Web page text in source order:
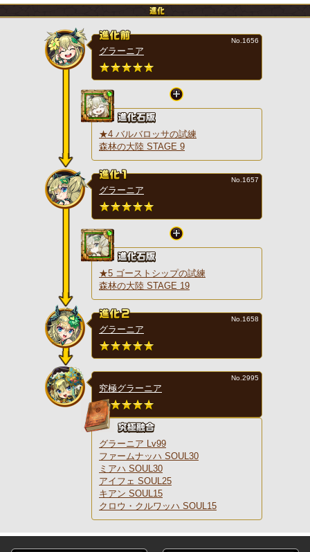
グラーニア
No.1656
★4 バルバロッサの試練
森林の大陸 STAGE 9
グラーニア
No.1657
★5 ゴーストシップの試練
森林の大陸 STAGE 19
グラーニア
No.1658
究極グラーニア
No.2995
グラーニア Lv99
ファームナッハ SOUL30
ミアハ SOUL30
アイフェ SOUL25
キアン SOUL15
クロウ・クルワッハ SOUL15